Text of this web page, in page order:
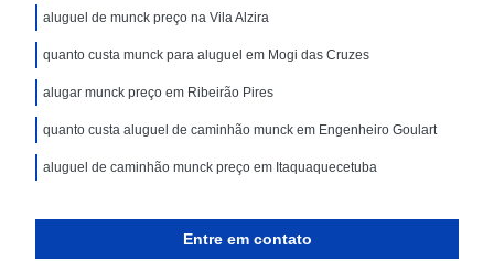
aluguel de munck preço na Vila Alzira
quanto custa munck para aluguel em Mogi das Cruzes
alugar munck preço em Ribeirão Pires
quanto custa aluguel de caminhão munck em Engenheiro Goulart
aluguel de caminhão munck preço em Itaquaquecetuba
Entre em contato